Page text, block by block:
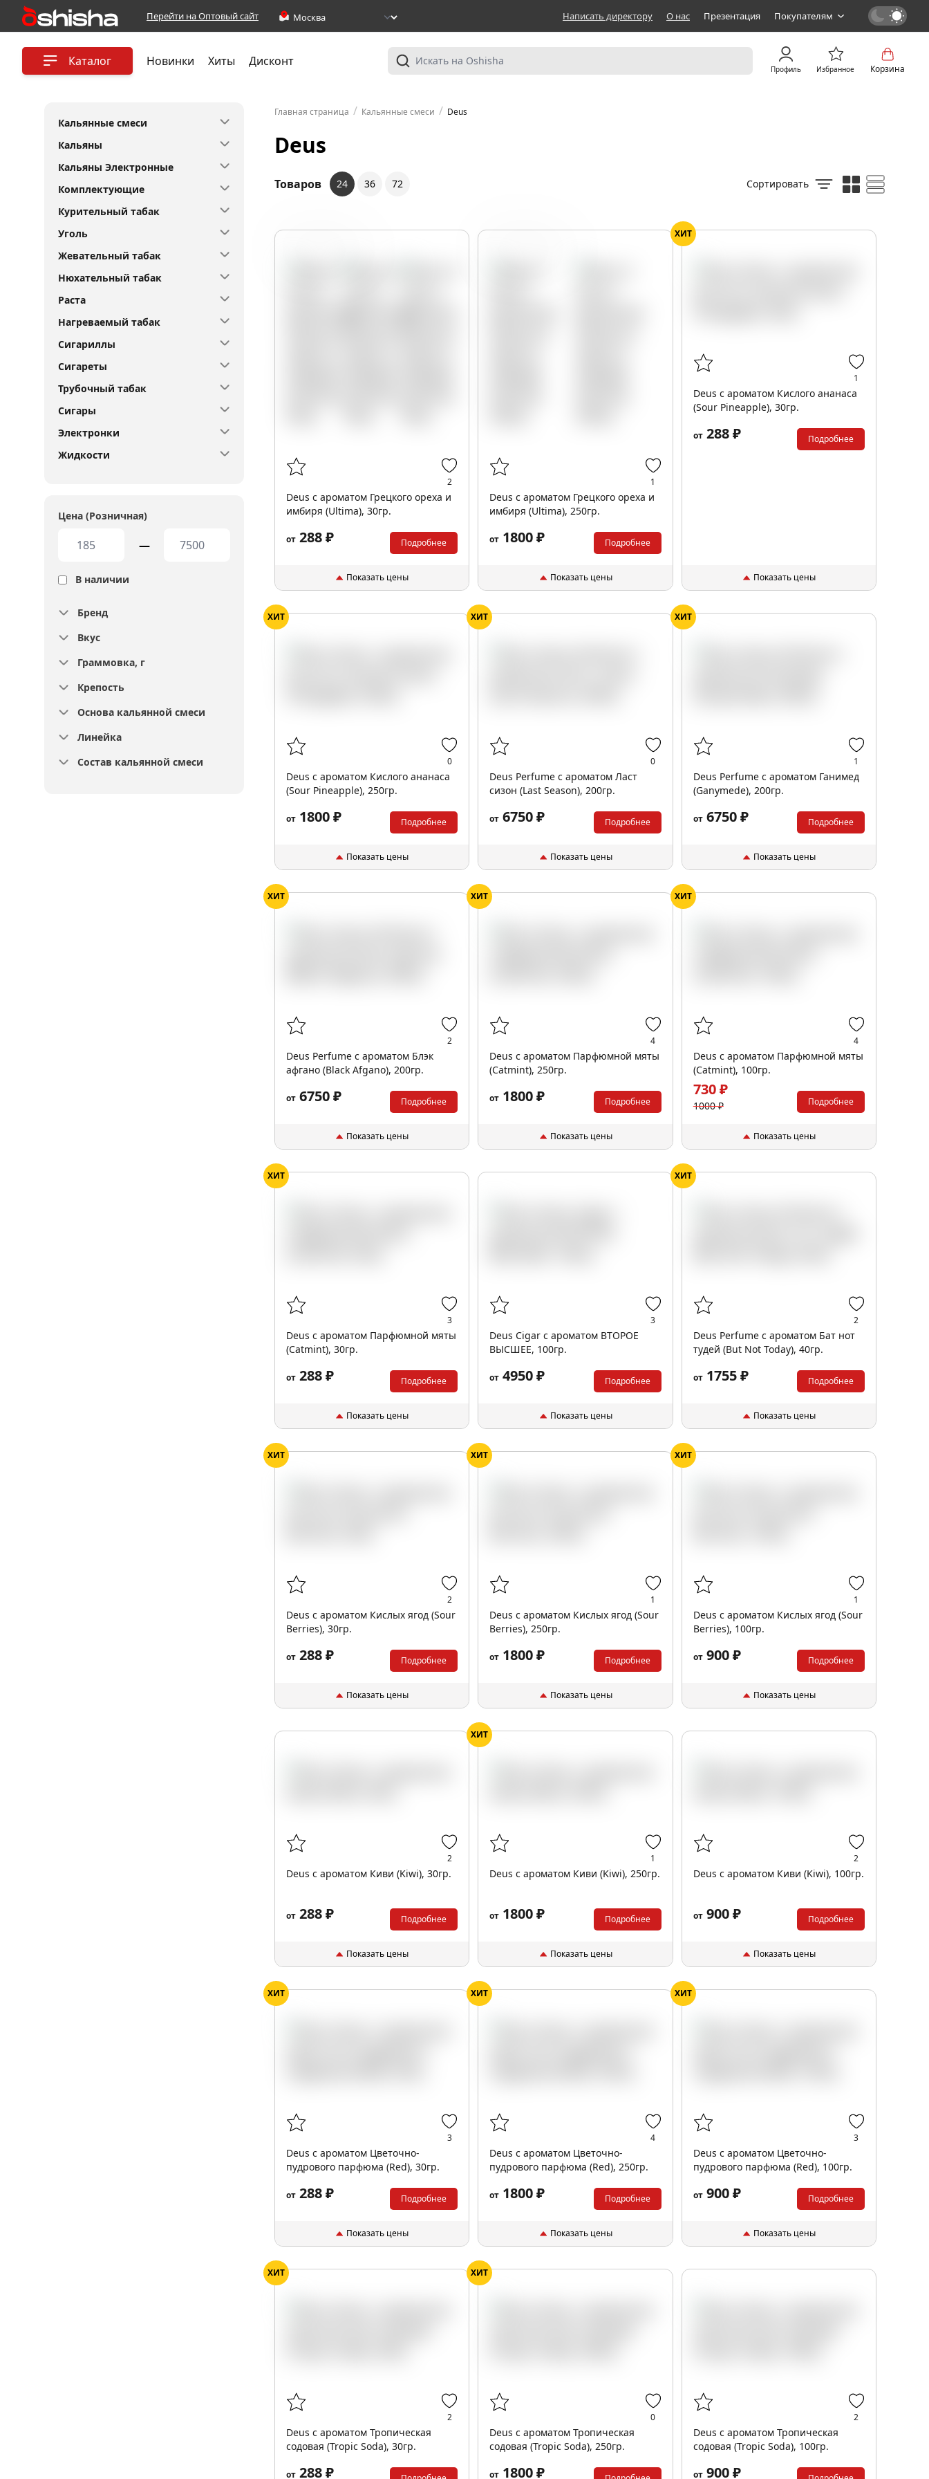
Перейти на Оптовый сайт Написать директору О нас Презентация Покупателям
Каталог Новинки Хиты Дисконт
Профиль Избранное Корзина
Кальянные смеси
Кальяны
Кальяны Электронные
Комплектующие
Курительный табак
Уголь
Жевательный табак
Нюхательный табак
Раста
Нагреваемый табак
Сигариллы
Сигареты
Трубочный табак
Сигары
Электронки
Жидкости
Цена (Розничная)
—
В наличии
Бренд
Вкус
Граммовка, г
Крепость
Основа кальянной смеси
Линейка
Состав кальянной смеси
Главная страница / Кальянные смеси / Deus
Deus
Товаров 24 36 72 Сортировать
2
Deus с ароматом Грецкого ореха и
имбиря (Ultima), 30гр.
от 288 ₽ Подробнее
Показать цены
1
Deus с ароматом Грецкого ореха и
имбиря (Ultima), 250гр.
от 1800 ₽ Подробнее
Показать цены
ХИТ
1
Deus с ароматом Кислого ананаса
(Sour Pineapple), 30гр.
от288 ₽ Подробнее
Показать цены
ХИТ
0
Deus с ароматом Кислого ананаса
(Sour Pineapple), 250гр.
от 1800 ₽ Подробнее
Показать цены
ХИТ
0
Deus Perfume с ароматом Ласт
сизон (Last Season), 200гр.
от 6750 ₽ Подробнее
Показать цены
ХИТ
1
Deus Perfume с ароматом Ганимед
(Ganymede), 200гр.
от6750 ₽ Подробнее
Показать цены
ХИТ
2
Deus Perfume с ароматом Блэк
афгано (Black Afgano), 200гр.
от 6750 ₽ Подробнее
Показать цены
ХИТ
4
Deus с ароматом Парфюмной мяты
(Catmint), 250гр.
от 1800 ₽ Подробнее
Показать цены
ХИТ
4
Deus с ароматом Парфюмной мяты
(Catmint), 100гр.
730 ₽
1000 ₽ Подробнее
Показать цены
ХИТ
3
Deus с ароматом Парфюмной мяты
(Catmint), 30гр.
от 288 ₽ Подробнее
Показать цены
3
Deus Cigar с ароматом ВТОРОЕ
ВЫСШЕЕ, 100гр.
от 4950 ₽ Подробнее
Показать цены
ХИТ
2
Deus Perfume с ароматом Бат нот
тудей (But Not Today), 40гр.
от1755 ₽ Подробнее
Показать цены
ХИТ
2
Deus с ароматом Кислых ягод (Sour
Berries), 30гр.
от 288 ₽ Подробнее
Показать цены
ХИТ
1
Deus с ароматом Кислых ягод (Sour
Berries), 250гр.
от 1800 ₽ Подробнее
Показать цены
ХИТ
1
Deus с ароматом Кислых ягод (Sour
Berries), 100гр.
от900 ₽ Подробнее
Показать цены
2
Deus с ароматом Киви (Kiwi), 30гр.
от 288 ₽ Подробнее
Показать цены
ХИТ
1
Deus с ароматом Киви (Kiwi), 250гр.
от 1800 ₽ Подробнее
Показать цены
2
Deus с ароматом Киви (Kiwi), 100гр.
от900 ₽ Подробнее
Показать цены
ХИТ
3
Deus с ароматом Цветочно-
пудрового парфюма (Red), 30гр.
от 288 ₽ Подробнее
Показать цены
ХИТ
4
Deus с ароматом Цветочно-
пудрового парфюма (Red), 250гр.
от 1800 ₽ Подробнее
Показать цены
ХИТ
3
Deus с ароматом Цветочно-
пудрового парфюма (Red), 100гр.
от900 ₽ Подробнее
Показать цены
ХИТ
2
Deus с ароматом Тропическая
содовая (Tropic Soda), 30гр.
от 288 ₽
ХИТ
0
Deus с ароматом Тропическая
содовая (Tropic Soda), 250гр.
от 1800 ₽
2
Deus с ароматом Тропическая
содовая (Tropic Soda), 100гр.
от900 ₽